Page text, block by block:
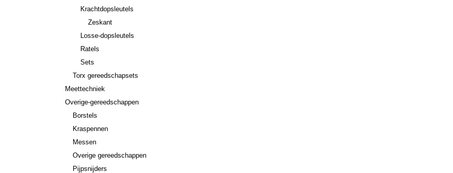
Krachtdopsleutels
Zeskant
Losse-dopsleutels
Ratels
Sets
Torx gereedschapsets
Meettechniek
Overige-gereedschappen
Borstels
Kraspennen
Messen
Overige gereedschappen
Pijpsnijders